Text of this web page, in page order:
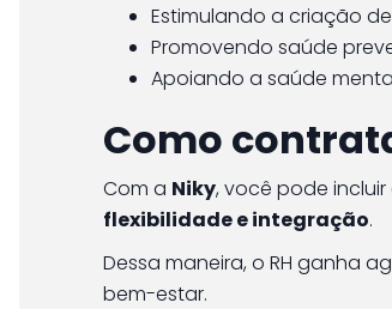
Estimulando a criação
Promovendo saúde
Apoiando a saúde
Como
Com a Niky, você pode
flexibilidade e integração.
Dessa maneira, o RH ganha
bem-estar.